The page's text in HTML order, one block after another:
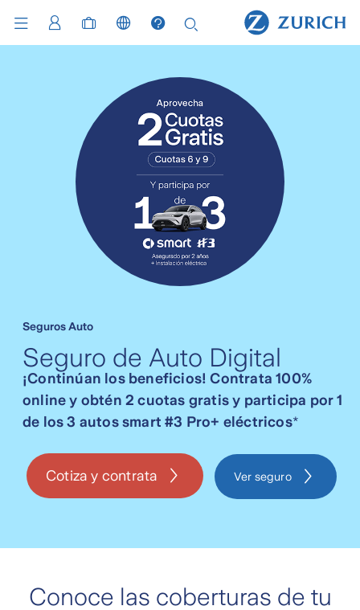
Seguros Auto
Seguro de Auto Digital
¡Continúan los beneficios! Contrata 100%
online y obtén 2 cuotas gratis y participa por 1
de los 3 autos smart #3 Pro+ eléctricos*
Cotiza y contrata Ver seguro
Conoce las coberturas de tu